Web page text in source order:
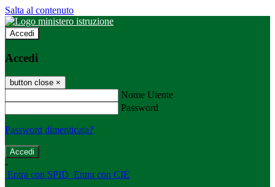
Salta al contenuto
Accedi
Accedi
button close ×
Nome Utente
Password
Password dimenticata?
-
Entra con SPID Entra con CIE